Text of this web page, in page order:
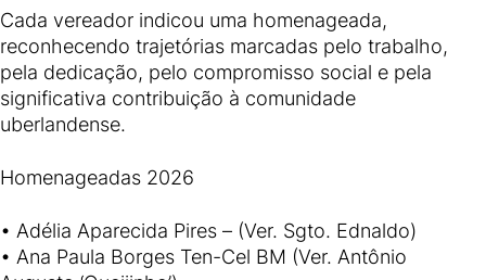
Cada vereador indicou uma homenageada,
reconhecendo trajetórias marcadas pelo trabalho,
pela dedicação, pelo compromisso social e pela
significativa contribuição à comunidade
uberlandense.
Homenageadas 2026
• Adélia Aparecida Pires – (Ver. Sgto. Ednaldo)
• Ana Paula Borges Ten-Cel BM (Ver. Antônio